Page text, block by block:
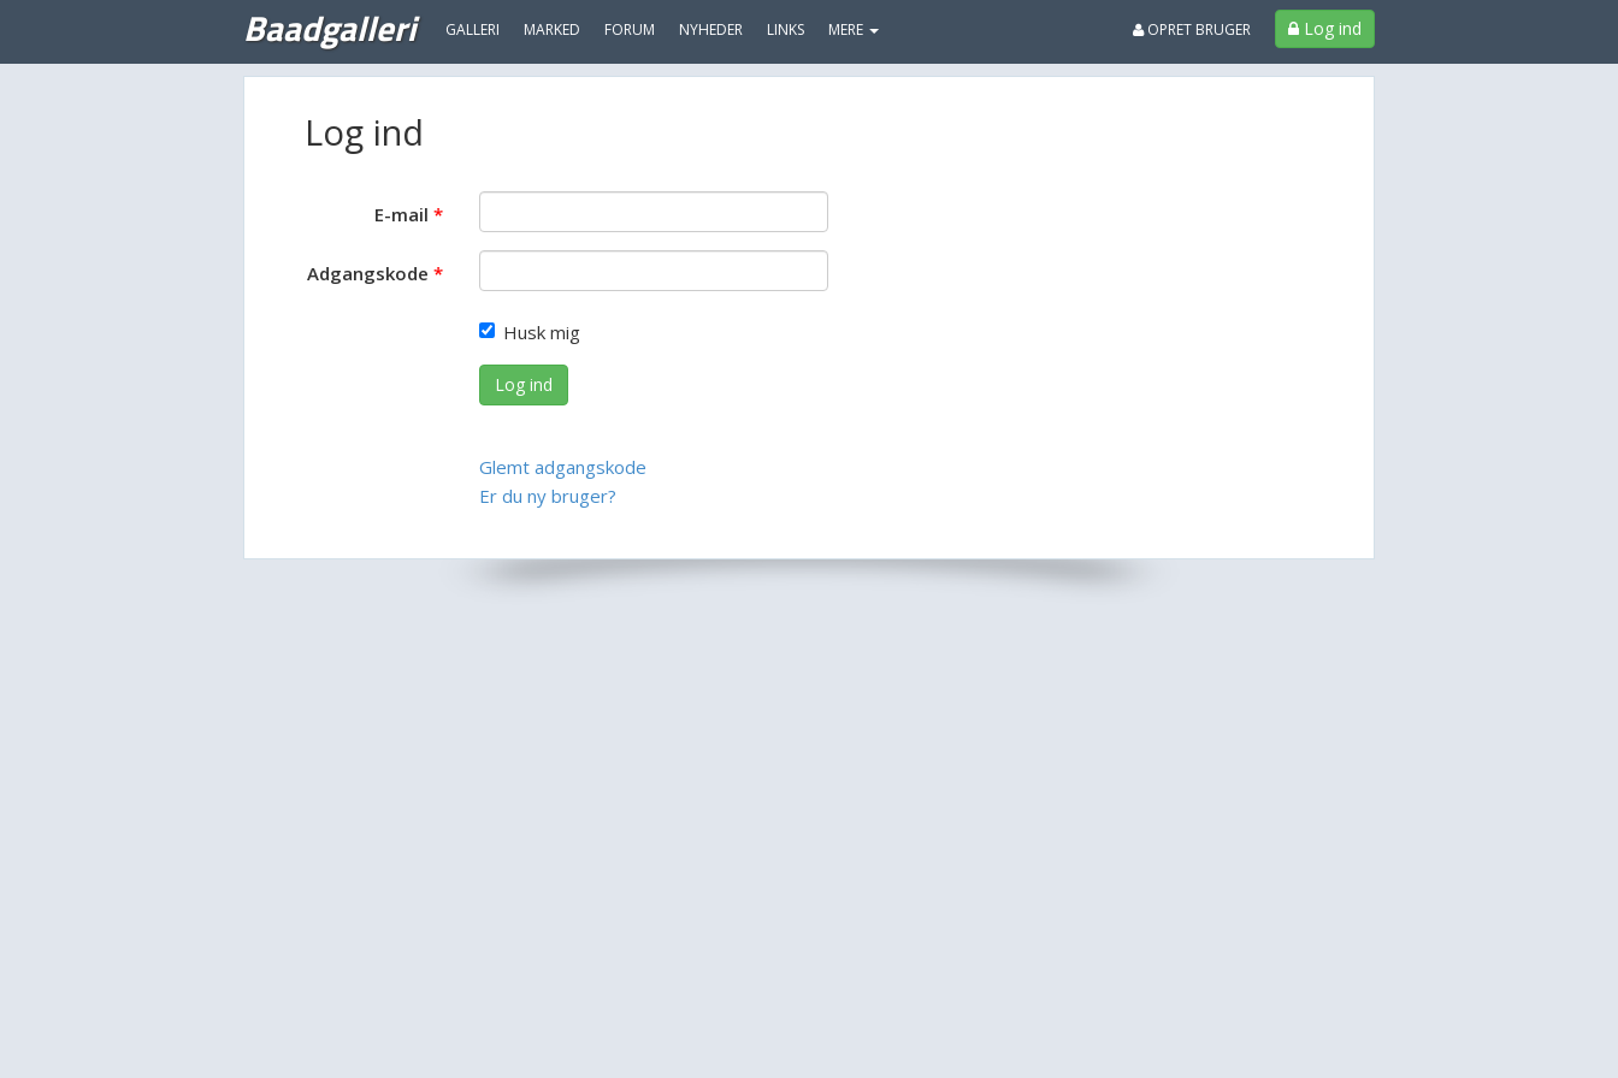
Baadgalleri GALLERI MARKED FORUM NYHEDER LINKS MERE Log ind
OPRET BRUGER
Log ind
E-mail
Adgangskode
Husk mig
Log ind
Glemt adgangskode
Er du ny bruger?